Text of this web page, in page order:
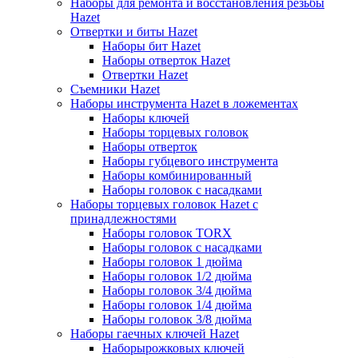
Наборы для ремонта и восстановления резьбы
Hazet
Отвертки и биты Hazet
Наборы бит Hazet
Наборы отверток Hazet
Отвертки Hazet
Съемники Hazet
Наборы инструмента Hazet в ложементах
Наборы ключей
Наборы торцевых головок
Наборы отверток
Наборы губцевого инструмента
Наборы комбинированный
Наборы головок с насадками
Наборы торцевых головок Hazet с
принадлежностями
Наборы головок TORX
Наборы головок с насадками
Наборы головок 1 дюйма
Наборы головок 1/2 дюйма
Наборы головок 3/4 дюйма
Наборы головок 1/4 дюйма
Наборы головок 3/8 дюйма
Наборы гаечных ключей Hazet
Наборырожковых ключей